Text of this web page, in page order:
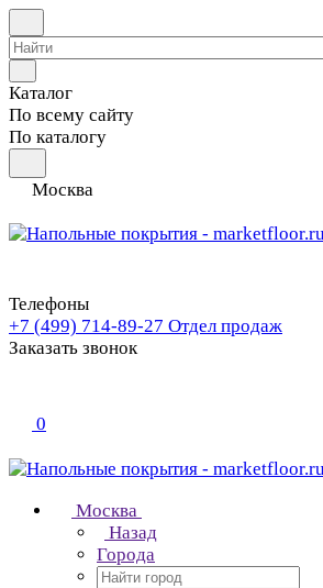
Каталог
По всему сайту
По каталогу
Москва
Телефоны
+7 (499) 714-89-27 Отдел продаж
Заказать звонок
0
Москва
Назад
Города